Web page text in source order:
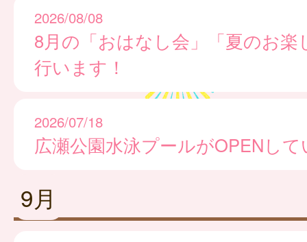
2026/08/08
8月の「おはなし会」「夏のお楽
行います！
2026/07/18
広瀬公園水泳プールがOPENし
9月